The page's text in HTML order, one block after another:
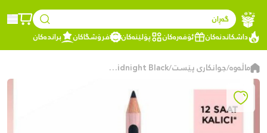
گەڕان
داشکاندنەکان
ئۆفەرەکان پۆلێنەکان فرۆشگاکان براندەکان
ماڵەوە/جوانکاری پێست/
Paradise Eye Liner 101 Midnight Black